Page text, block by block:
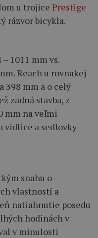
u trojice Prestige
rázvor bicykla.
1011 mm vs.
Reach u rovnakej
398 mm a o celý
zadná stavba, z
mm na veľmi
vidlice a sedlovky
snahu o
vlastností a
natiahnutie posedu
hodinách v
v minulosti